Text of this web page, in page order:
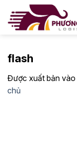
qua
flash
Được xuất bản vào
chủ